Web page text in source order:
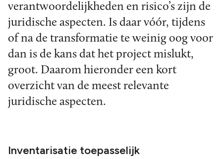
verantwoordelijkheden en risico’s zijn de
juridische aspecten. Is daar vóór, tijdens
of na de transformatie te weinig oog voor
dan is de kans dat het project mislukt,
groot. Daarom hieronder een kort
overzicht van de meest relevante
juridische aspecten.
Inventarisatie toepasselijk